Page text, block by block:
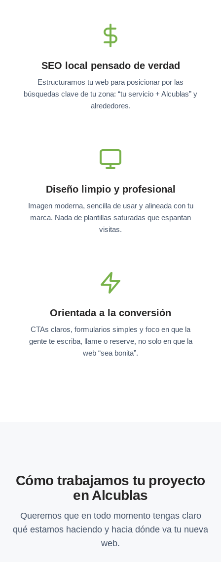
SEO local pensado de verdad
Estructuramos tu web para posicionar por las
búsquedas clave de tu zona: “tu servicio + Alcublas” y
alrededores.
Diseño limpio y profesional
Imagen moderna, sencilla de usar y alineada con tu
marca. Nada de plantillas saturadas que espantan
visitas.
Orientada a la conversión
CTAs claros, formularios simples y foco en que la
gente te escriba, llame o reserve, no solo en que la
web “sea bonita”.
Cómo trabajamos tu proyecto
en Alcublas
Queremos que en todo momento tengas claro
qué estamos haciendo y hacia dónde va tu nueva
web.